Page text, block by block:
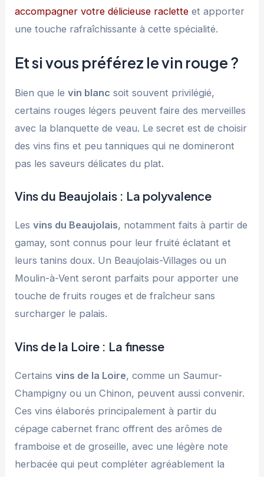
accompagner votre délicieuse raclette et apporter
une touche rafraîchissante à cette spécialité.
Et si vous préférez le vin rouge ?
Bien que levin blanc soit souvent privilégié,
certains rouges légers peuvent faire des merveilles
avec la blanquette de veau. Le secret est de choisir
des vins fins et peu tanniques qui ne domineront
pas les saveurs délicates du plat.
Vins du Beaujolais : La polyvalence
Lesvins du Beaujolais, notamment faits à partir de
gamay, sont connus pour leur fruité éclatant et
leurs tanins doux. Un Beaujolais-Villages ou un
Moulin-à-Vent seront parfaits pour apporter une
touche de fruits rouges et de fraîcheur sans
surcharger le palais.
Vins de la Loire : La finesse
Certainsvins de la Loire, comme un Saumur-
Champigny ou un Chinon, peuvent aussi convenir.
Ces vins élaborés principalement à partir du
cépage cabernet franc offrent des arômes de
framboise et de groseille, avec une légère note
herbacée qui peut compléter agréablement la